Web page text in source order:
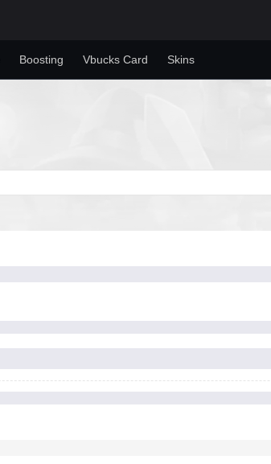
Boosting Vbucks Card Skins